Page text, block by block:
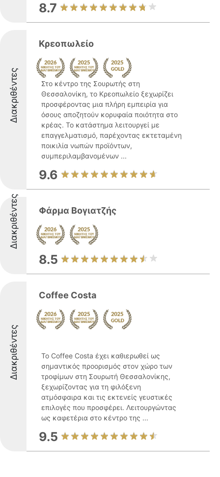
8.7
Διακριθέντες
Κρεοπωλείο
Στο κέντρο της Σουρωτής στη
Θεσσαλονίκη, το Κρεοπωλείο ξεχωρίζει
προσφέροντας μια πλήρη εμπειρία για
όσους αποζητούν κορυφαία ποιότητα στο
κρέας. Το κατάστημα λειτουργεί με
επαγγελματισμό, παρέχοντας εκτεταμένη
ποικιλία νωπών προϊόντων,
συμπεριλαμβανομένων ...
9.6
Διακριθέντες Φάρμα Βογιατζής
8.5
Διακριθέντες
Coffee Costa
Το Coffee Costa έχει καθιερωθεί ως
σημαντικός προορισμός στον χώρο των
τροφίμων στη Σουρωτή Θεσσαλονίκης,
ξεχωρίζοντας για τη φιλόξενη
ατμόσφαιρα και τις εκτενείς γευστικές
επιλογές που προσφέρει. Λειτουργώντας
ως καφετέρια στο κέντρο της ...
9.5